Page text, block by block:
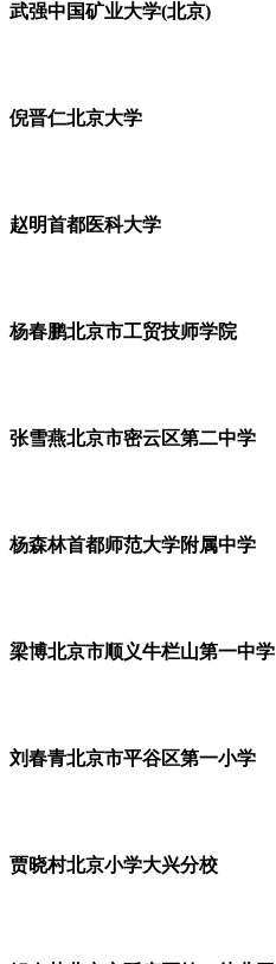
武强中国矿业大学(北京)
倪晋仁北京大学
赵明首都医科大学
杨春鹏北京市工贸技师学院
张雪燕北京市密云区第二中学
杨森林首都师范大学附属中学
梁博北京市顺义牛栏山第一中学
刘春青北京市平谷区第一小学
贾晓村北京小学大兴分校